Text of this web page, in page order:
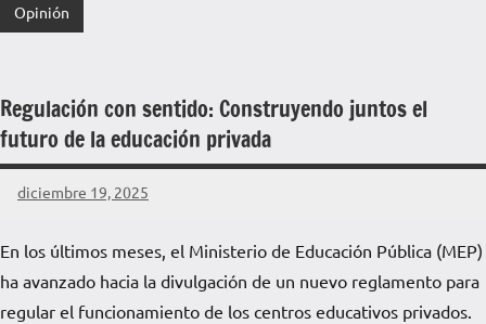
Opinión
Regulación con sentido: Construyendo juntos el
futuro de la educación privada
diciembre 19, 2025
La
de
La
Pampa
En los últimos meses, el Ministerio de Educación Pública (MEP)
ha avanzado hacia la divulgación de un nuevo reglamento para
regular el funcionamiento de los centros educativos privados.